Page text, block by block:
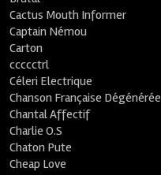
Cactus Mouth Informer
Captain Némou
Carton
ccccctrl
Céleri Electrique
Chanson Française Dégénérée
Chantal Affectif
Charlie O.S
Chaton Pute
Cheap Love